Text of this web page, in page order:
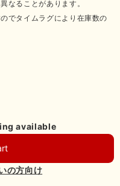
なることがあります。
でタイムラグにより在庫数の
available
の方向け